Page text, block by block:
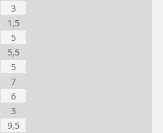
3
1,5
5
5,5
5
7
6
3
9,5